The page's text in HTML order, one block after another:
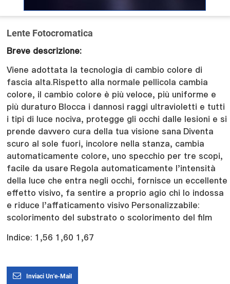
Lente Fotocromatica
Breve descrizione:
Viene adottata la tecnologia di cambio colore di
fascia alta.Rispetto alla normale pellicola cambia
colore, il cambio colore è più veloce, più uniforme e
più duraturo Blocca i dannosi raggi ultravioletti e tutti
i tipi di luce nociva, protegge gli occhi dalle lesioni e si
prende davvero cura della tua visione sana Diventa
scuro al sole fuori, incolore nella stanza, cambia
automaticamente colore, uno specchio per tre scopi,
facile da usare Regola automaticamente l'intensità
della luce che entra negli occhi, fornisce un eccellente
effetto visivo, fa sentire a proprio agio chi lo indossa
e riduce l'affaticamento visivo Personalizzabile:
scolorimento del substrato o scolorimento del film
Indice: 1,56 1,60 1,67
Inviaci Un'e-Mail